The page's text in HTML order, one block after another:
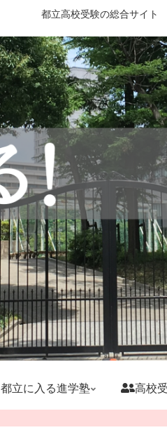
都立高校受験の総合サイト
都立に入る進学塾 高校